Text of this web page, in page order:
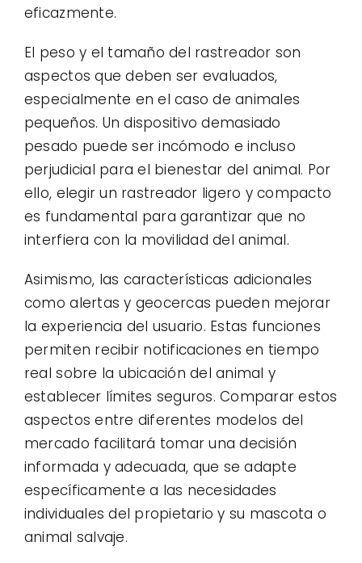
eficazmente.
El peso y el tamaño del rastreador son
aspectos que deben ser evaluados,
especialmente en el caso de animales
pequeños. Un dispositivo demasiado
pesado puede ser incómodo e incluso
perjudicial para el bienestar del animal. Por
ello, elegir un rastreador ligero y compacto
es fundamental para garantizar que no
interfiera con la movilidad del animal.
Asimismo, las características adicionales
como alertas y geocercas pueden mejorar
la experiencia del usuario. Estas funciones
permiten recibir notificaciones en tiempo
real sobre la ubicación del animal y
establecer límites seguros. Comparar estos
aspectos entre diferentes modelos del
mercado facilitará tomar una decisión
informada y adecuada, que se adapte
específicamente a las necesidades
individuales del propietario y su mascota o
animal salvaje.